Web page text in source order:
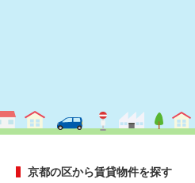
京都の区から賃貸物件を探す